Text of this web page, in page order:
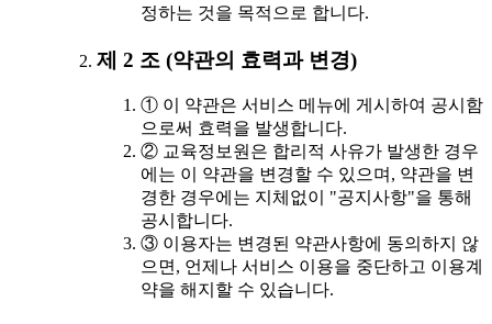
정하는 것을 목적으로 합니다.
제 2 조 (약관의 효력과 변경)
① 이 약관은 서비스 메뉴에 게시하여 공시함
으로써 효력을 발생합니다.
② 교육정보원은 합리적 사유가 발생한 경우
에는 이 약관을 변경할 수 있으며, 약관을 변
경한 경우에는 지체없이 "공지사항"을 통해
공시합니다.
③ 이용자는 변경된 약관사항에 동의하지 않
으면, 언제나 서비스 이용을 중단하고 이용계
약을 해지할 수 있습니다.